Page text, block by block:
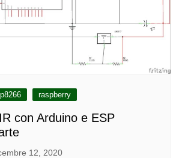
raspberry
con Arduino e ESP
12, 2020